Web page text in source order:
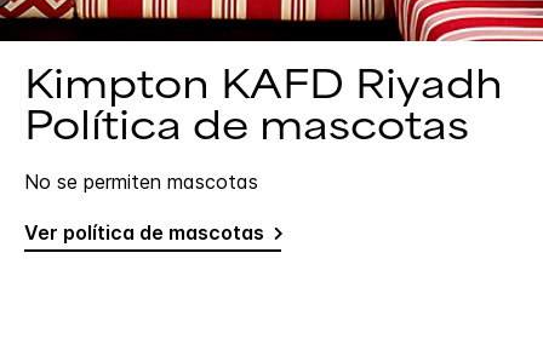
Kimpton KAFD Riyadh
Política de mascotas
No se permiten mascotas
Ver política de mascotas